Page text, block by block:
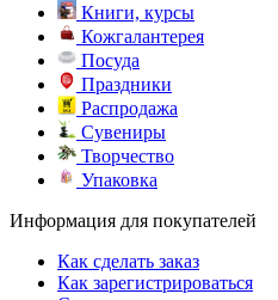
Книги, курсы
Кожгалантерея
Посуда
Праздники
Распродажа
Сувениры
Творчество
Упаковка
Информация для покупателей
Как сделать заказ
Как зарегистрироваться